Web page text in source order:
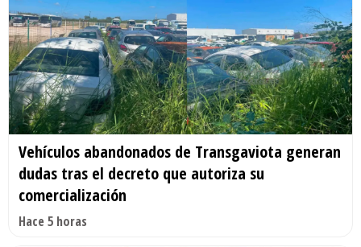
Vehículos abandonados de Transgaviota generan
dudas tras el decreto que autoriza su
comercialización
Hace 5 horas